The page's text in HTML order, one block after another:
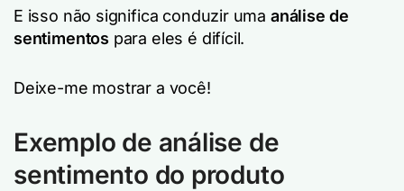
E isso não significa conduzir uma análise de
sentimentos para eles é difícil.
Deixe-me mostrar a você!
Exemplo de análise de
sentimento do produto